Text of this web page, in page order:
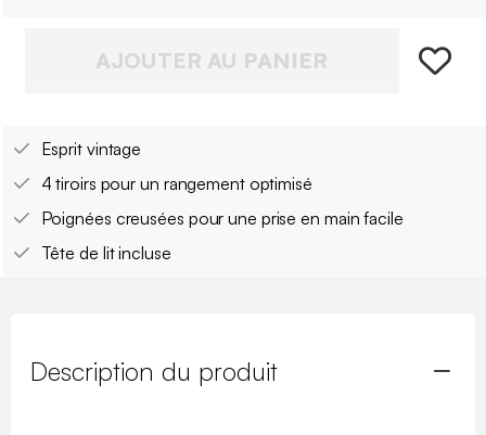
AJOUTER AU PANIER
Esprit vintage
4 tiroirs pour un rangement optimisé
Poignées creusées pour une prise en main facile
Tête de lit incluse
Description du produit